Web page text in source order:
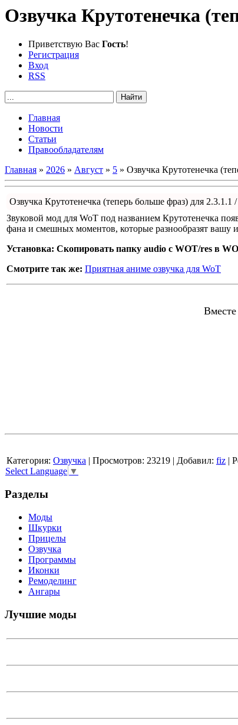
Озвучка Крутотенечка
Приветствую Вас Гость!
Регистрация
Вход
RSS
Главная
Новости
Статьи
Правообладателям
Главная » 2026 » Август » 5 » Озвучка Крутотенечка
Озвучка Крутотенечка (теперь больше фраз) для 2.3.1.1
Звуковой мод для WoT под названием Крутотенечка
фана и смешных моментов, которые разнообразят вашу
Установка: Скопировать папку audio с WOT/res в
Смотрите так же: Приятная аниме озвучка для WoT
Категория: Озвучка | Просмотров: 23219 | Добавил: fiz |
Select Language ▼
Разделы
Моды
Шкурки
Прицелы
Озвучка
Программы
Иконки
Ремоделинг
Ангары
Лучшие моды